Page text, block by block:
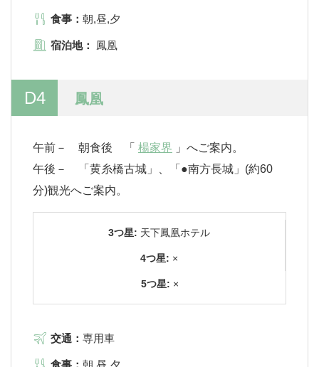
食事： 朝,昼,夕
宿泊地： 鳳凰
D4 鳳凰
午前－ 朝食後 「 楊家界 」へご案内。
午後－ 「黄糸橋古城」、「●南方長城」(約60
分)観光へご案内。
3つ星: 天下鳳凰ホテル
4つ星: ×
5つ星: ×
交通： 専用車